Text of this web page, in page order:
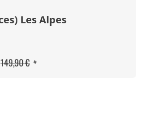
Set (2 pièces) Les Alpes
149,90 € #